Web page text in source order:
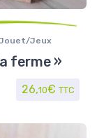
Jeux
ferme »
26,10€ TTC